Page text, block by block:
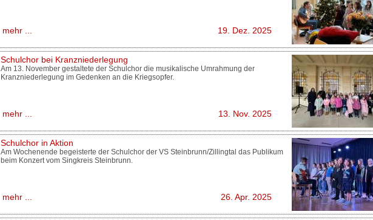
mehr ... 19. Dez. 2025
Schulchor bei Kranzniederlegung
Am 13. November gestaltete der Schulchor die musikalische Umrahmung der
Kranzniederlegung im Gedenken an die Kriegsopfer.
mehr ... 13. Nov. 2025
Schulchor in Aktion
Am Wochenende begeisterte der Schulchor der VS Steinbrunn/Zillingtal das Publikum
beim Konzert vom Singkreis Steinbrunn.
mehr ... 26. Apr. 2025